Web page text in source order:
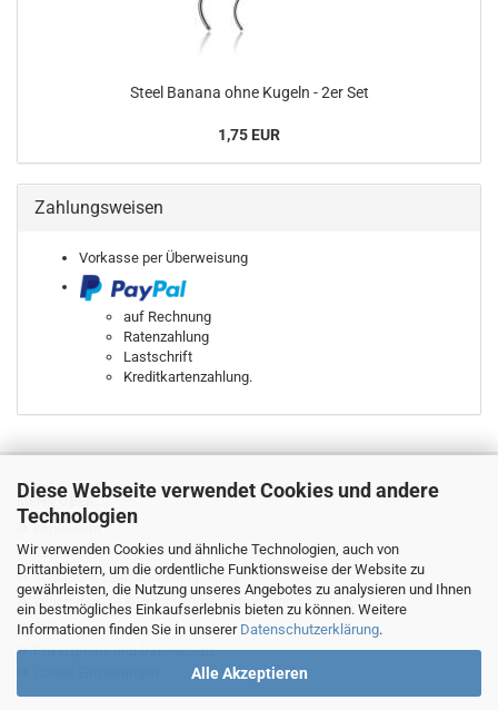
Diese Webseite verwendet Cookies und andere
Technologien
Wir verwenden Cookies und ähnliche Technologien, auch von
Drittanbietern, um die ordentliche Funktionsweise der Website zu
gewährleisten, die Nutzung unseres Angebotes zu analysieren und Ihnen
ein bestmögliches Einkaufserlebnis bieten zu können. Weitere
Informationen finden Sie in unserer Datenschutzerklärung.
Alle Akzeptieren
Steel Banana ohne Kugeln - 2er Set
1,75 EUR
Zahlungsweisen
Vorkasse per Überweisung
auf Rechnung
Ratenzahlung
Lastschrift
Kreditkartenzahlung.
MEHR ÜBER...
Impressum
Kontakt
Versand- & Zahlungsbedingungen
Widerrufsrecht & Muster-Widerrufsformular
AGB
Privatsphäre und Datenschutz